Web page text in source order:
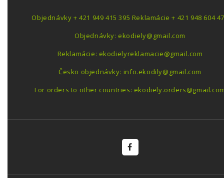
Objednávky + 421 949 415 395 Reklamácie + 421 948 604
Objednávky: ekodiely@gmail.com
Reklamácie: ekodielyreklamacie@gmail.com
Česko objednávky: info.ekodily@gmail.com
For orders to other countries: